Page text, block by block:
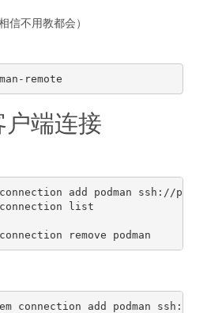
信不用教都会）
户端连接
add podman ssh://
connection list
connection add podman ssh://